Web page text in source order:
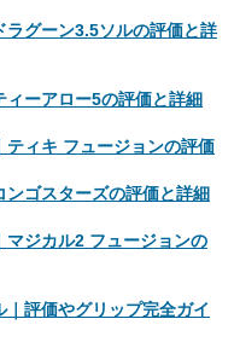
グーン3.5ソルの評価と詳
ーアロー5の評価と詳細
ティキ フュージョンの評価
ンゴスターズの評価と詳細
ジカル2 フュージョンの
評価やグリップ完全ガイ